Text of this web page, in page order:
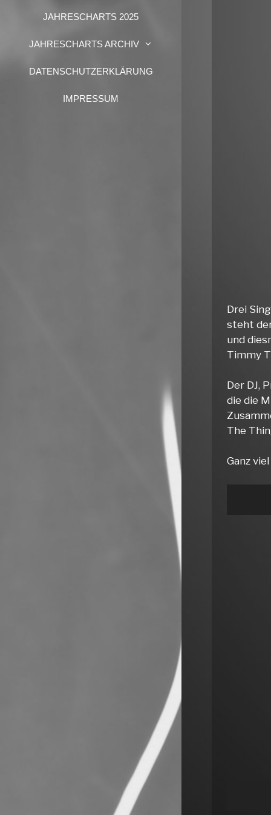
JAHRESCHARTS 2025
JAHRESCHARTS ARCHIV
DATENSCHUTZERKLÄRUNG
IMPRESSUM
Drei
steht
und
Timmy
Der DJ,
die die
The
Ganz